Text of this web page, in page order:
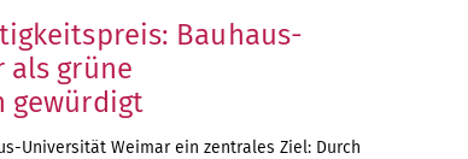
Bauhaus-
als grüne
gewürdigt
Universität Weimar ein zentrales Ziel: Durch